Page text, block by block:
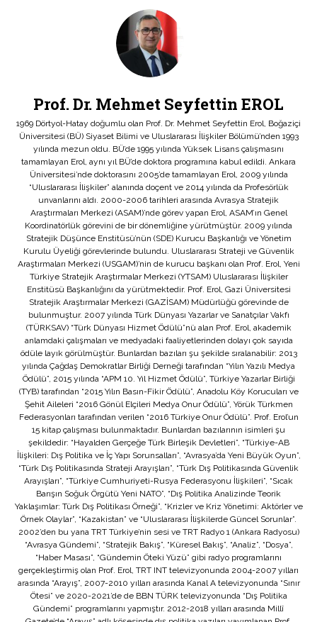
Prof. Dr. Mehmet Seyfettin EROL
1969 Dörtyol-Hatay doğumlu olan Prof. Dr. Mehmet Seyfettin Erol, Boğaziçi
Üniversitesi (BÜ) Siyaset Bilimi ve Uluslararası İlişkiler Bölümü’nden 1993
yılında mezun oldu. BÜ’de 1995 yılında Yüksek Lisans çalışmasını
tamamlayan Erol, aynı yıl BÜ’de doktora programına kabul edildi. Ankara
Üniversitesi’nde doktorasını 2005’de tamamlayan Erol, 2009 yılında
“Uluslararası İlişkiler” alanında doçent ve 2014 yılında da Profesörlük
unvanlarını aldı. 2000-2006 tarihleri arasında Avrasya Stratejik
Araştırmaları Merkezi (ASAM)’nde görev yapan Erol, ASAM’ın Genel
Koordinatörlük görevini de bir dönemliğine yürütmüştür. 2009 yılında
Stratejik Düşünce Enstitüsü’nün (SDE) Kurucu Başkanlığı ve Yönetim
Kurulu Üyeliği görevlerinde bulundu. Uluslararası Strateji ve Güvenlik
Araştırmaları Merkezi (USGAM)’nin de kurucu başkanı olan Prof. Erol, Yeni
Türkiye Stratejik Araştırmalar Merkezi (YTSAM) Uluslararası İlişkiler
Enstitüsü Başkanlığını da yürütmektedir. Prof. Erol, Gazi Üniversitesi
Stratejik Araştırmalar Merkezi (GAZİSAM) Müdürlüğü görevinde de
bulunmuştur. 2007 yılında Türk Dünyası Yazarlar ve Sanatçılar Vakfı
(TÜRKSAV) “Türk Dünyası Hizmet Ödülü”nü alan Prof. Erol, akademik
anlamdaki çalışmaları ve medyadaki faaliyetlerinden dolayı çok sayıda
ödüle layık görülmüştür. Bunlardan bazıları şu şekilde sıralanabilir: 2013
yılında Çağdaş Demokratlar Birliği Derneği tarafından “Yılın Yazılı Medya
Ödülü”, 2015 yılında “APM 10. Yıl Hizmet Ödülü”, Türkiye Yazarlar Birliği
(TYB) tarafından “2015 Yılın Basın-Fikir Ödülü”, Anadolu Köy Korucuları ve
Şehit Aileleri “2016 Gönül Elçileri Medya Onur Ödülü”, Yörük Türkmen
Federasyonları tarafından verilen “2016 Türkiye Onur Ödülü”. Prof. Erol’un
15 kitap çalışması bulunmaktadır. Bunlardan bazılarının isimleri şu
şekildedir: “Hayalden Gerçeğe Türk Birleşik Devletleri”, “Türkiye-AB
İlişkileri: Dış Politika ve İç Yapı Sorunsalları”, “Avrasya’da Yeni Büyük Oyun”,
“Türk Dış Politikasında Strateji Arayışları”, “Türk Dış Politikasında Güvenlik
Arayışları”, “Türkiye Cumhuriyeti-Rusya Federasyonu İlişkileri”, “Sıcak
Barışın Soğuk Örgütü Yeni NATO”, “Dış Politika Analizinde Teorik
Yaklaşımlar: Türk Dış Politikası Örneği”, “Krizler ve Kriz Yönetimi: Aktörler ve
Örnek Olaylar”, “Kazakistan” ve “Uluslararası İlişkilerde Güncel Sorunlar”.
2002’den bu yana TRT Türkiye’nin sesi ve TRT Radyo 1 (Ankara Radyosu)
“Avrasya Gündemi”, “Stratejik Bakış”, “Küresel Bakış”, “Analiz”, “Dosya”,
“Haber Masası”, “Gündemin Öteki Yüzü” gibi radyo programlarını
gerçekleştirmiş olan Prof. Erol, TRT INT televizyonunda 2004-2007 yılları
arasında “Arayış”, 2007-2010 yılları arasında Kanal A televizyonunda “Sınır
Ötesi” ve 2020-2021’de de BBN TÜRK televizyonunda “Dış Politika
Gündemi” programlarını yapmıştır. 2012-2018 yılları arasında Millî